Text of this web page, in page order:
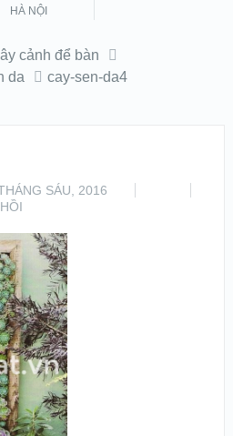
HÀ NỘI
cảnh để bàn
da
cay-sen-da4
SÁU, 2016